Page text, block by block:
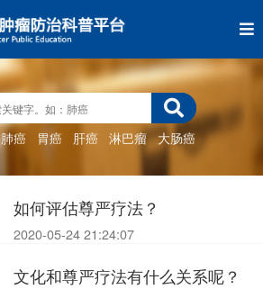
肺癌 胃癌 肝癌 淋巴瘤 大肠癌
如何评估尊严疗法？
2020-05-24 21:24:07
文化和尊严疗法有什么关系呢？